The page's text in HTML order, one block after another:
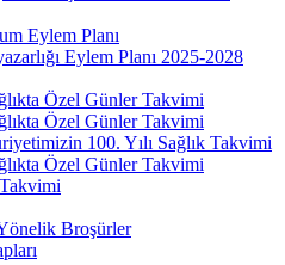
Eylem Planı
Eylem Planı 2025-2028
Özel Günler Takvimi
Özel Günler Takvimi
100. Yılı Sağlık Takvimi
Özel Günler Takvimi
Broşürler